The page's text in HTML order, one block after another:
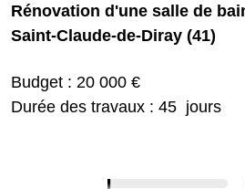
Rénovation d'une salle de
Saint-Claude-de-Diray (41)
Budget : 20 000 €
Durée des travaux : 45 jours